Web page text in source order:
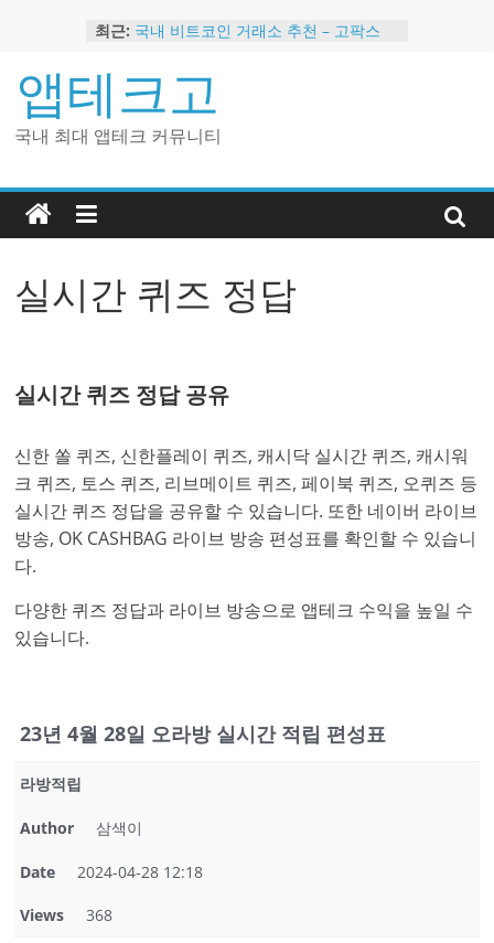
content
최근: 국내 비트코인 거래소 추천 – 고팍스
트
2024 강력히 추천하는 은행 멤버십 현
금 앱테크
해외 코인 거래소 추천 순위 BEST 2
앱테크고
국내 최대 앱테크 커뮤니티
실시간 퀴즈 정답
실시간 퀴즈 정답 공유
신한 쏠 퀴즈, 신한플레이 퀴즈, 캐시닥 실시간 퀴즈, 캐시워
크 퀴즈, 토스 퀴즈, 리브메이트 퀴즈, 페이북 퀴즈, 오퀴즈 등
실시간 퀴즈 정답을 공유할 수 있습니다. 또한 네이버 라이브
방송, OK CASHBAG 라이브 방송 편성표를 확인할 수 있습니
다.
다양한 퀴즈 정답과 라이브 방송으로 앱테크 수익을 높일 수
있습니다.
23년 4월 28일 오라방 실시간 적립 편성표
라방적립
Author 삼색이
Date 2024-04-28 12:18
Views 368